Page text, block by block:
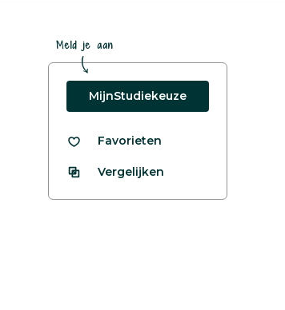
Meld je aan
MijnStudiekeuze
Favorieten
Vergelijken